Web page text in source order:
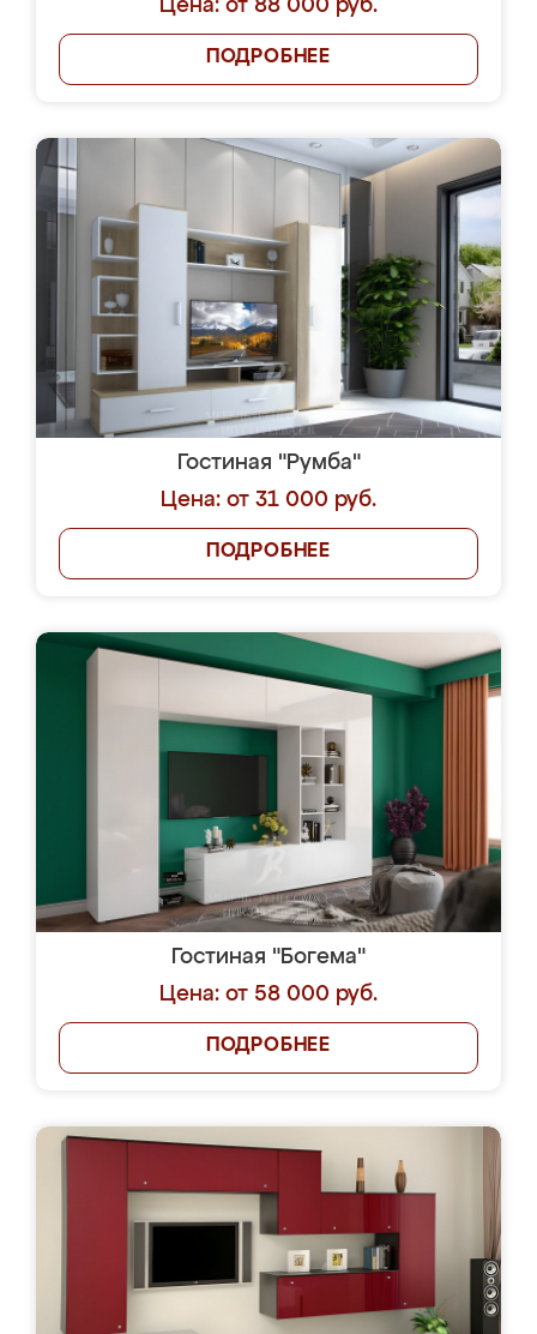
Цена: от 88 000 руб.
ПОДРОБНЕЕ
Гостиная "Румба"
Цена: от 31 000 руб.
ПОДРОБНЕЕ
Гостиная "Богема"
Цена: от 58 000 руб.
ПОДРОБНЕЕ